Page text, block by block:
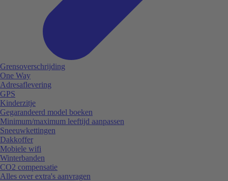
Grensoverschrijding
One Way
Adresaflevering
GPS
Kinderzitje
Gegarandeerd model boeken
Minimum/maximum leeftijd aanpassen
Sneeuwkettingen
Dakkoffer
Mobiele wifi
Winterbanden
CO2 compensatie
Alles over extra's aanvragen